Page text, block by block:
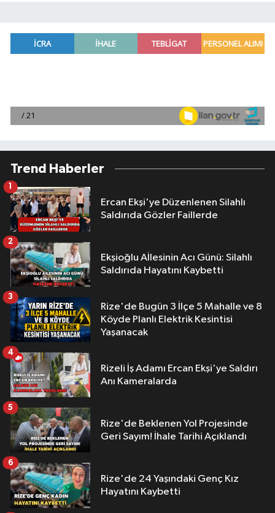
Trend Haberler
Ercan Ekşi'ye Düzenlenen Silahlı
Saldırıda Gözler Faillerde
1
Ekşioğlu Aİlesinin Acı Günü: Silahlı
Saldırıda Hayatını Kaybetti
2
Rize'de Bugün 3 İlçe 5 Mahalle ve 8
Köyde Planlı Elektrik Kesintisi
Yaşanacak
3
Rizeli İş Adamı Ercan Ekşi'ye Saldırı
Anı Kameralarda
4
Rize'de Beklenen Yol Projesinde
Geri Sayım! İhale Tarihi Açıklandı
5
Rize'de 24 Yaşındaki Genç Kız
Hayatını Kaybetti
6